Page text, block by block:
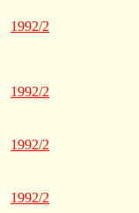
1992/2
1992/2
1992/2
1992/2